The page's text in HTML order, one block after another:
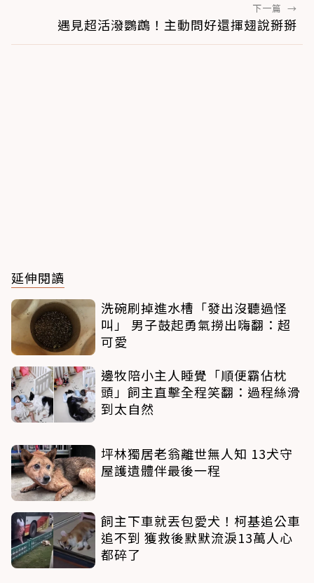
下一篇 →
遇見超活潑鸚鵡！主動問好還揮翅說掰掰
延伸閱讀
洗碗刷掉進水槽「發出沒聽過怪
叫」 男子鼓起勇氣撈出嗨翻：超
可愛
邊牧陪小主人睡覺「順便霸佔枕
頭」飼主直擊全程笑翻：過程絲滑
到太自然
坪林獨居老翁離世無人知 13犬守
屋護遺體伴最後一程
飼主下車就丟包愛犬！柯基追公車
追不到 獲救後默默流淚13萬人心
都碎了